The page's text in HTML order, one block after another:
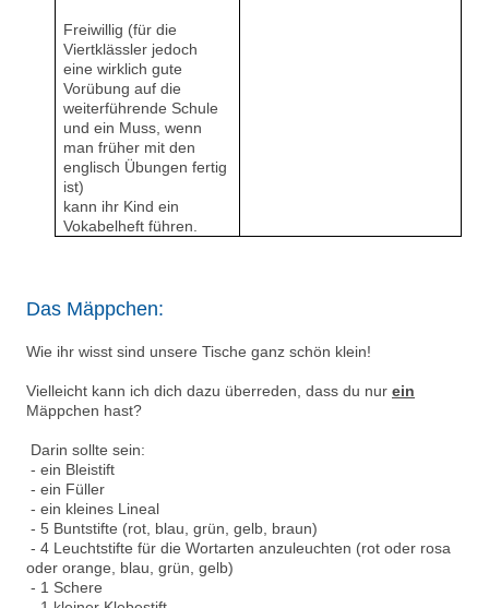
Freiwillig (für die
Viertklässler jedoch
eine wirklich gute
Vorübung auf die
weiterführende Schule
und ein Muss, wenn
man früher mit den
englisch Übungen fertig
ist)
kann ihr Kind ein
Vokabelheft führen.
Das Mäppchen:
Wie ihr wisst sind unsere Tische ganz schön klein!
Vielleicht kann ich dich dazu überreden, dass du nur ein
Mäppchen hast?
Darin sollte sein:
- ein Bleistift
- ein Füller
- ein kleines Lineal
- 5 Buntstifte (rot, blau, grün, gelb, braun)
- 4 Leuchtstifte für die Wortarten anzuleuchten (rot oder rosa
oder orange, blau, grün, gelb)
- 1 Schere